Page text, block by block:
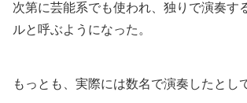
次第に芸能系でも使われ、独りで演奏す
ルと呼ぶようになった。
もっとも、実際には数名で演奏したとし